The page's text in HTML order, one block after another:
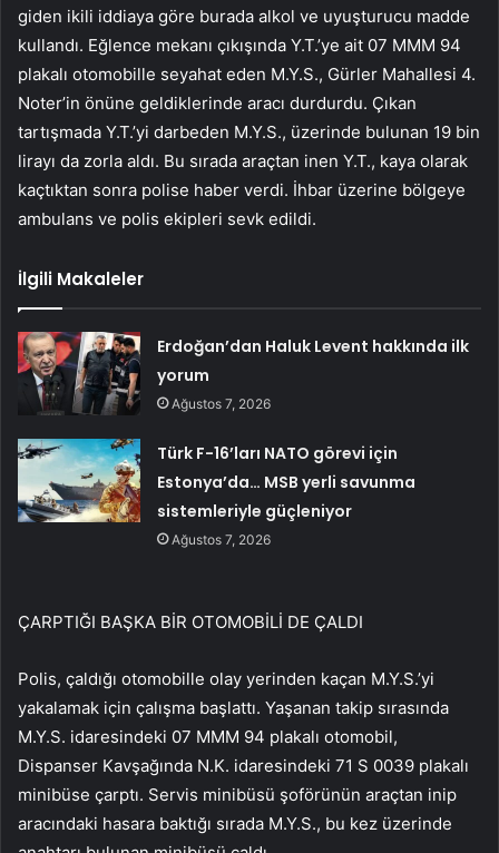
giden ikili iddiaya göre burada alkol ve uyuşturucu madde
kullandı. Eğlence mekanı çıkışında Y.T.’ye ait 07 MMM 94
plakalı otomobille seyahat eden M.Y.S., Gürler Mahallesi 4.
Noter’in önüne geldiklerinde aracı durdurdu. Çıkan
tartışmada Y.T.’yi darbeden M.Y.S., üzerinde bulunan 19 bin
lirayı da zorla aldı. Bu sırada araçtan inen Y.T., kaya olarak
kaçtıktan sonra polise haber verdi. İhbar üzerine bölgeye
ambulans ve polis ekipleri sevk edildi.
İlgili Makaleler
Erdoğan’dan Haluk Levent hakkında ilk
yorum
Ağustos 7, 2026
Türk F-16’ları NATO görevi için
Estonya’da… MSB yerli savunma
sistemleriyle güçleniyor
Ağustos 7, 2026
ÇARPTIĞI BAŞKA BİR OTOMOBİLİ DE ÇALDI
Polis, çaldığı otomobille olay yerinden kaçan M.Y.S.’yi
yakalamak için çalışma başlattı. Yaşanan takip sırasında
M.Y.S. idaresindeki 07 MMM 94 plakalı otomobil,
Dispanser Kavşağında N.K. idaresindeki 71 S 0039 plakalı
minibüse çarptı. Servis minibüsü şoförünün araçtan inip
aracındaki hasara baktığı sırada M.Y.S., bu kez üzerinde